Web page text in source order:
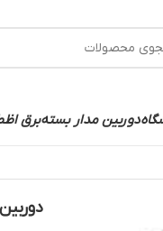
دوربین مدار بستهبرق